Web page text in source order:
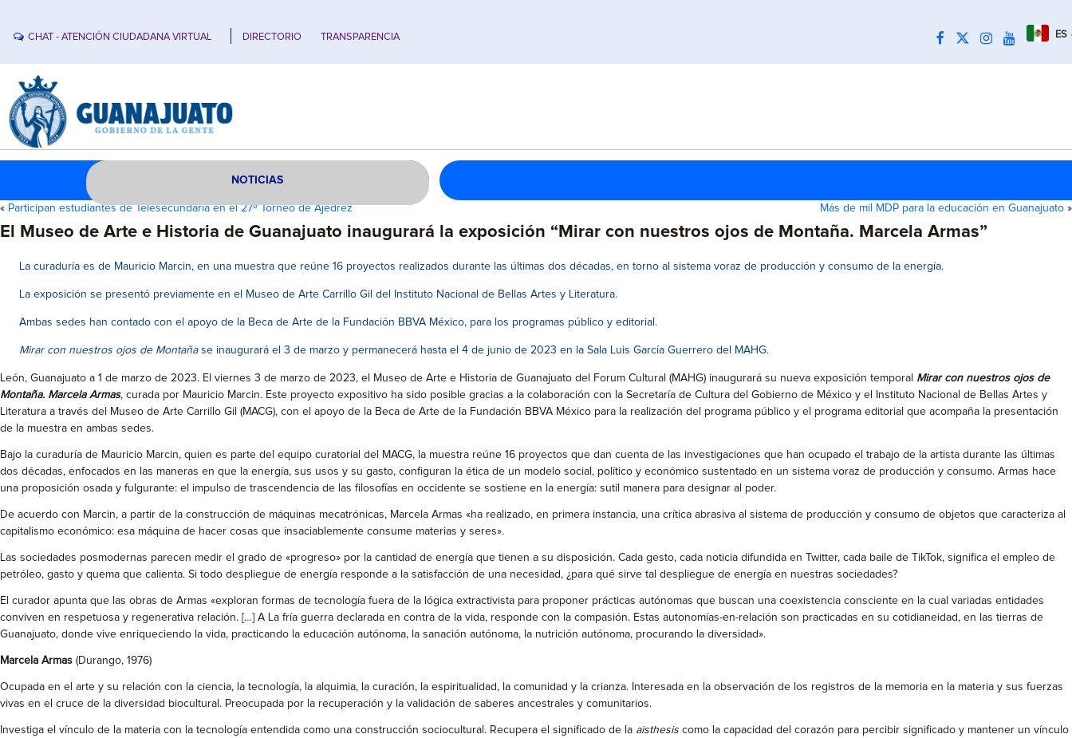
CHAT - ATENCIÓN CIUDADANA VIRTUAL DIRECTORIO TRANSPARENCIA ES
NOTICIAS
« Participan estudiantes de Telesecundaria en el 27º Torneo de Ajedrez Más de mil MDP para la educación en Guanajuato »
El Museo de Arte e Historia de Guanajuato inaugurará la exposición “Mirar con nuestros ojos de Montaña. Marcela Armas”
La curaduría es de Mauricio Marcin, en una muestra que reúne 16 proyectos realizados durante las últimas dos décadas, en torno al sistema voraz de producción y consumo de la energía.
La exposición se presentó previamente en el Museo de Arte Carrillo Gil del Instituto Nacional de Bellas Artes y Literatura.
Ambas sedes han contado con el apoyo de la Beca de Arte de la Fundación BBVA México, para los programas público y editorial.
Mirar con nuestros ojos de Montañase inaugurará el 3 de marzo y permanecerá hasta el 4 de junio de 2023 en la Sala Luis García Guerrero del MAHG.
León, Guanajuato a 1 de marzo de 2023. El viernes 3 de marzo de 2023, el Museo de Arte e Historia de Guanajuato del Forum Cultural (MAHG) inaugurará su nueva exposición temporal Mirar con nuestros ojos de
Montaña. Marcela Armas, curada por Mauricio Marcin. Este proyecto expositivo ha sido posible gracias a la colaboración con la Secretaría de Cultura del Gobierno de México y el Instituto Nacional de Bellas Artes y
Literatura a través del Museo de Arte Carrillo Gil (MACG), con el apoyo de la Beca de Arte de la Fundación BBVA México para la realización del programa público y el programa editorial que acompaña la presentación
de la muestra en ambas sedes.
Bajo la curaduría de Mauricio Marcin, quien es parte del equipo curatorial del MACG, la muestra reúne 16 proyectos que dan cuenta de las investigaciones que han ocupado el trabajo de la artista durante las últimas
dos décadas, enfocados en las maneras en que la energía, sus usos y su gasto, configuran la ética de un modelo social, político y económico sustentado en un sistema voraz de producción y consumo. Armas hace
una proposición osada y fulgurante: el impulso de trascendencia de las filosofías en occidente se sostiene en la energía: sutil manera para designar al poder.
De acuerdo con Marcin, a partir de la construcción de máquinas mecatrónicas, Marcela Armas «ha realizado, en primera instancia, una crítica abrasiva al sistema de producción y consumo de objetos que caracteriza al
capitalismo económico: esa máquina de hacer cosas que insaciablemente consume materias y seres».
Las sociedades posmodernas parecen medir el grado de «progreso» por la cantidad de energía que tienen a su disposición. Cada gesto, cada noticia difundida en Twitter, cada baile de TikTok, significa el empleo de
petróleo, gasto y quema que calienta. Si todo despliegue de energía responde a la satisfacción de una necesidad, ¿para qué sirve tal despliegue de energía en nuestras sociedades?
El curador apunta que las obras de Armas «exploran formas de tecnología fuera de la lógica extractivista para proponer prácticas autónomas que buscan una coexistencia consciente en la cual variadas entidades
conviven en respetuosa y regenerativa relación. […] A La fría guerra declarada en contra de la vida, responde con la compasión. Estas autonomías-en-relación son practicadas en su cotidianeidad, en las tierras de
Guanajuato, donde vive enriqueciendo la vida, practicando la educación autónoma, la sanación autónoma, la nutrición autónoma, procurando la diversidad».
Marcela Armas (Durango, 1976)
Ocupada en el arte y su relación con la ciencia, la tecnología, la alquimia, la curación, la espiritualidad, la comunidad y la crianza. Interesada en la observación de los registros de la memoria en la materia y sus fuerzas
vivas en el cruce de la diversidad biocultural. Preocupada por la recuperación y la validación de saberes ancestrales y comunitarios.
Investiga el vínculo de la materia con la tecnología entendida como una construcción sociocultural. Recupera el significado de la aisthesis como la capacidad del corazón para percibir significado y mantener un vínculo